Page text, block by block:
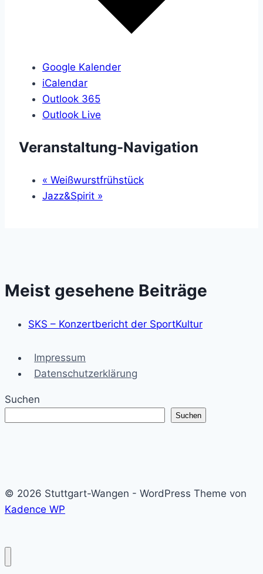
Google Kalender
iCalendar
Outlook 365
Outlook Live
Veranstaltung-Navigation
« Weißwurstfrühstück
Jazz&Spirit »
Meist gesehene Beiträge
SKS – Konzertbericht der SportKultur
Impressum
Datenschutzerklärung
Suchen
Suchen
© 2026 Stuttgart-Wangen - WordPress Theme von
Kadence WP